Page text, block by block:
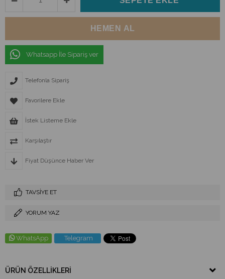
Whatsapp İle Sipariş ver
Telefonla Sipariş
Favorilere Ekle
İstek Listeme Ekle
Karşılaştır
Fiyat Düşünce Haber Ver
TAVSIYE ET
YORUM YAZ
WhatsApp Telegram
ÜRÜN ÖZELLIKLERI